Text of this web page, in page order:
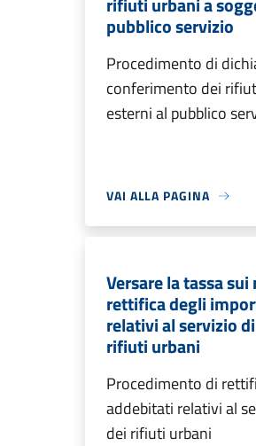
pubblico servizio
Procedimento di
conferimento dei
esterni al pubblico
VAI ALLA PAGINA
Versare la tassa
rettifica degli
relativi al servizio
rifiuti urbani
Procedimento di
addebitati relativi al
dei rifiuti urbani